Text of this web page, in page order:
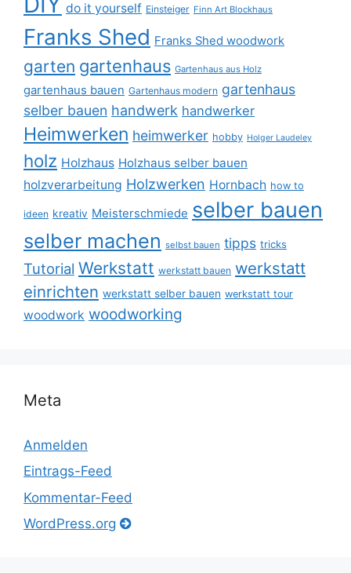
do it yourself Einsteiger Finn Art Blockhaus
Franks Shed Franks Shed woodwork
garten gartenhaus Gartenhaus aus Holz
gartenhaus bauen Gartenhaus modern gartenhaus
selber bauen handwerk handwerker
Heimwerken heimwerker hobby Holger Laudeley
holz Holzhaus Holzhaus selber bauen
holzverarbeitung Holzwerken Hornbach how to
ideen kreativ Meisterschmiede selber bauen
selber machen selbst bauen tipps tricks
Tutorial Werkstatt werkstatt bauen werkstatt
einrichten werkstatt selber bauen werkstatt tour
woodwork woodworking
Meta
Anmelden
Eintrags-Feed
Kommentar-Feed
WordPress.org